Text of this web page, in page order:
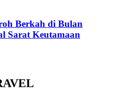
Berkah di Bulan
Sarat Keutamaan